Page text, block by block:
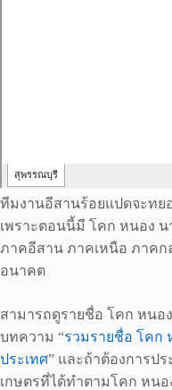
ทีมงานอีสานร้อยแปดจะทย
เพราะตอนนี้มี โคก หนอง
ภาคอีสาน ภาคเหนือ ภาคก
อนาคต
สามารถดูรายชื่อ โคก หนอ
บทความ “รวมรายชื่อ โคก
ประเทศ” และถ้าต้องการป
เกษตรที่ได้ทำตามโคก หน